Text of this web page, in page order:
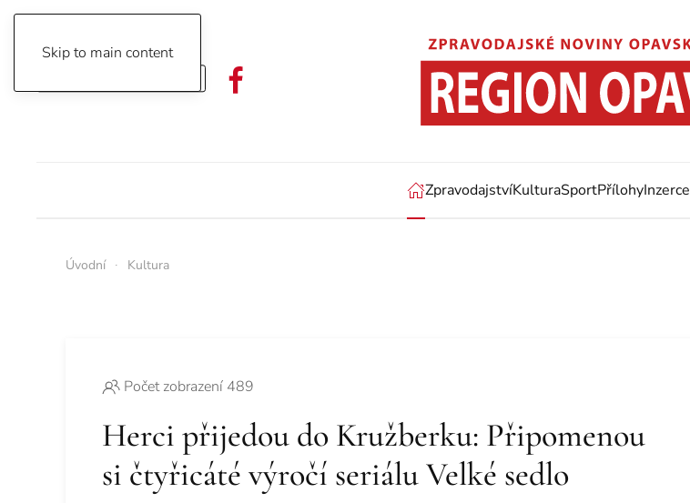
Skip to main content
ZpravodajstvíKulturaSportPřílohyInzerce
Úvodní Kultura
Počet zobrazení 489
Herci přijedou do Kružberku: Připomenou
si čtyřicáté výročí seriálu Velké sedlo